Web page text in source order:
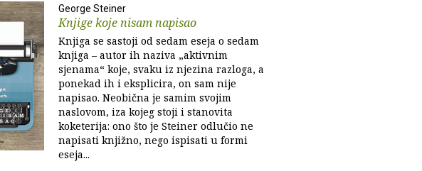
George Steiner
Knjige koje nisam napisao
Knjiga se sastoji od sedam eseja o sedam
knjiga – autor ih naziva „aktivnim
sjenama“ koje, svaku iz njezina razloga, a
ponekad ih i eksplicira, on sam nije
napisao. Neobična je samim svojim
naslovom, iza kojeg stoji i stanovita
koketerija: ono što je Steiner odlučio ne
napisati knjižno, nego ispisati u formi
eseja...